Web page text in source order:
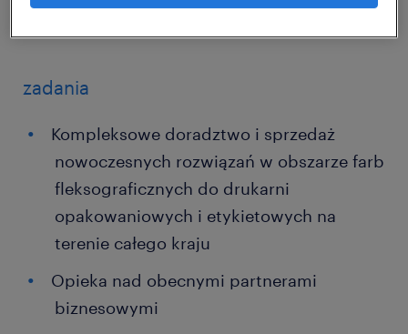
zadania
Kompleksowe doradztwo i sprzedaż
nowoczesnych rozwiązań w obszarze farb
fleksograficznych do drukarni
opakowaniowych i etykietowych na
terenie całego kraju
Opieka nad obecnymi partnerami
biznesowymi